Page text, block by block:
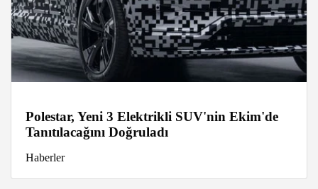
Polestar, Yeni 3 Elektrikli SUV'nin Ekim'de
Tanıtılacağını Doğruladı
Haberler